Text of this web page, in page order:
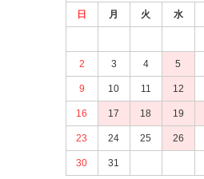
日 月 火 水
2 3 4 5
9 10 11 12
16 17 18 19
23 24 25 26
30 31